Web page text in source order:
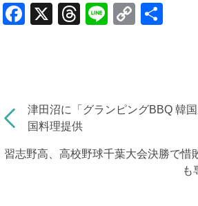
F
b
o
o
X
T
d
s
Li
C
Li
k
津田沼に「グランピングBBQ 韓
国料理提供
習志野高、高校野球千葉大会決勝で
も